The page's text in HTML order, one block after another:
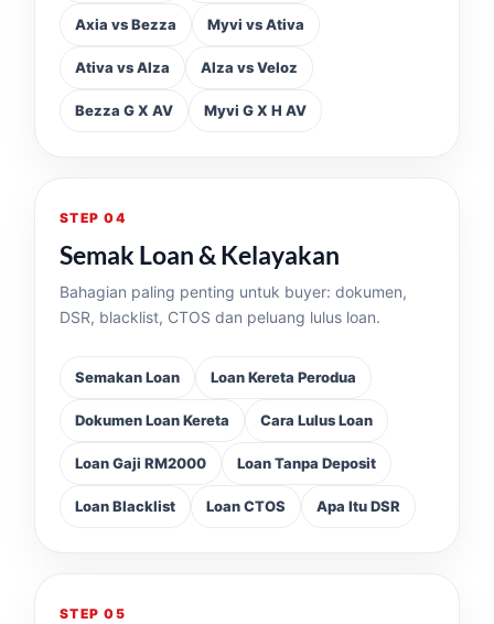
Axia vs Bezza Myvi vs Ativa
Ativa vs Alza Alza vs Veloz
Bezza G X AV Myvi G X H AV
STEP 04
Semak Loan & Kelayakan
Bahagian paling penting untuk buyer: dokumen,
DSR, blacklist, CTOS dan peluang lulus loan.
Semakan Loan Loan Kereta Perodua
Dokumen Loan Kereta Cara Lulus Loan
Loan Gaji RM2000 Loan Tanpa Deposit
Loan Blacklist Loan CTOS Apa Itu DSR
STEP 05